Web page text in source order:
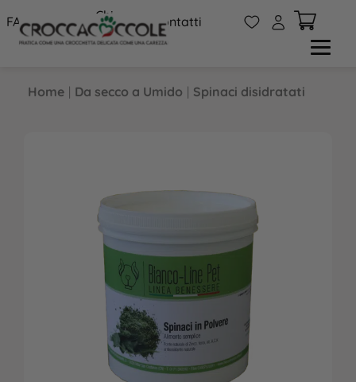
FAQs
Chi
siamo
Contatti W A
Home | Da secco a Umido | Spinaci disidratati